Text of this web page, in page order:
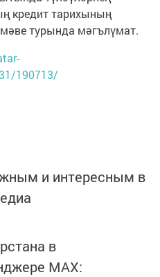
кредит тарихының
турында мәгълүмат.
190713/
и интересным в
в
MАХ: